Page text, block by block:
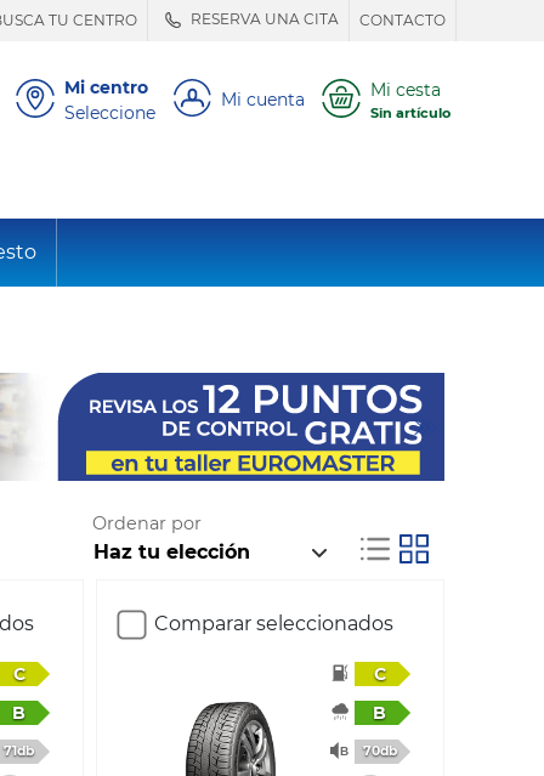
TU CENTRO RESERVA UNA CITA CONTACTO
Mi centro
Seleccione
Mi cuenta Mi cesta
Sin artículo
Ordenar por
C
B
71db
Comparar seleccionados
C
B
70db